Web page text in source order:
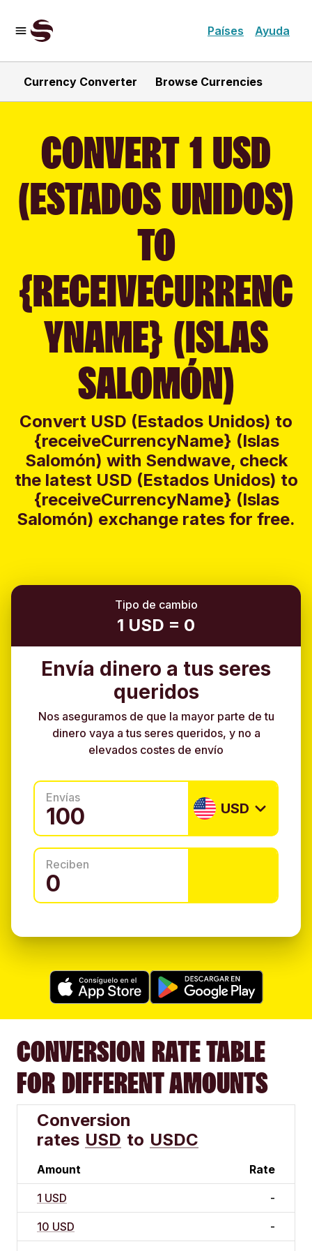
Países Ayuda
Currency Converter Browse Currencies
CONVERT 1 USD
(ESTADOS UNIDOS)
TO
{RECEIVECURRENC
YNAME} (ISLAS
SALOMÓN)
Convert USD (Estados Unidos) to
{receiveCurrencyName} (Islas
Salomón) with Sendwave, check
the latest USD (Estados Unidos) to
{receiveCurrencyName} (Islas
Salomón) exchange rates for free.
Tipo de cambio
1 USD = 0
Envía dinero a tus seres
queridos
Nos aseguramos de que la mayor parte de tu
dinero vaya a tus seres queridos, y no a
elevados costes de envío
Envías
USD
Reciben
CONVERSION RATE TABLE
FOR DIFFERENT AMOUNTS
Conversion
rates USD to USDC
Amount Rate
1 USD -
10 USD -